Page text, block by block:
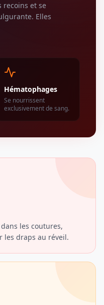
et se
Elles
Hématophages
Se nourrissent
exclusivement de sang.
les coutures,
les draps au réveil.